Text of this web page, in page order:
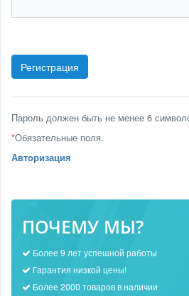
Пароль должен быть не менее 6
*Обязательные поля.
Авторизация
ПОЧЕМУ МЫ?
Более 9 лет успешной работы
Гарантия низкой цены!
Более 2000 товаров в наличии